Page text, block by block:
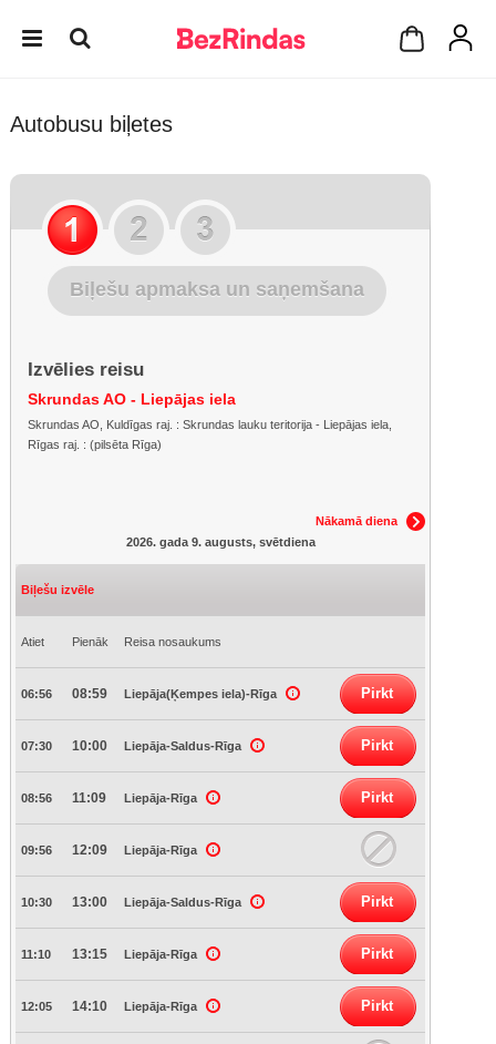
Autobusu biļetes
Biļešu apmaksa un saņemšana
Izvēlies reisu
Skrundas AO - Liepājas iela
Skrundas AO, Kuldīgas raj. : Skrundas lauku teritorija - Liepājas iela,
Rīgas raj. : (pilsēta Rīga)
Nākamā diena
2026. gada 9. augusts, svētdiena
Biļešu izvēle
Atiet Pienāk Reisa nosaukums
06:56 08:59 Liepāja(Ķempes iela)-Rīga Pirkt
07:30 10:00 Liepāja-Saldus-Rīga Pirkt
08:56 11:09 Liepāja-Rīga Pirkt
09:56 12:09 Liepāja-Rīga
10:30 13:00 Liepāja-Saldus-Rīga Pirkt
11:10 13:15 Liepāja-Rīga Pirkt
12:05 14:10 Liepāja-Rīga Pirkt